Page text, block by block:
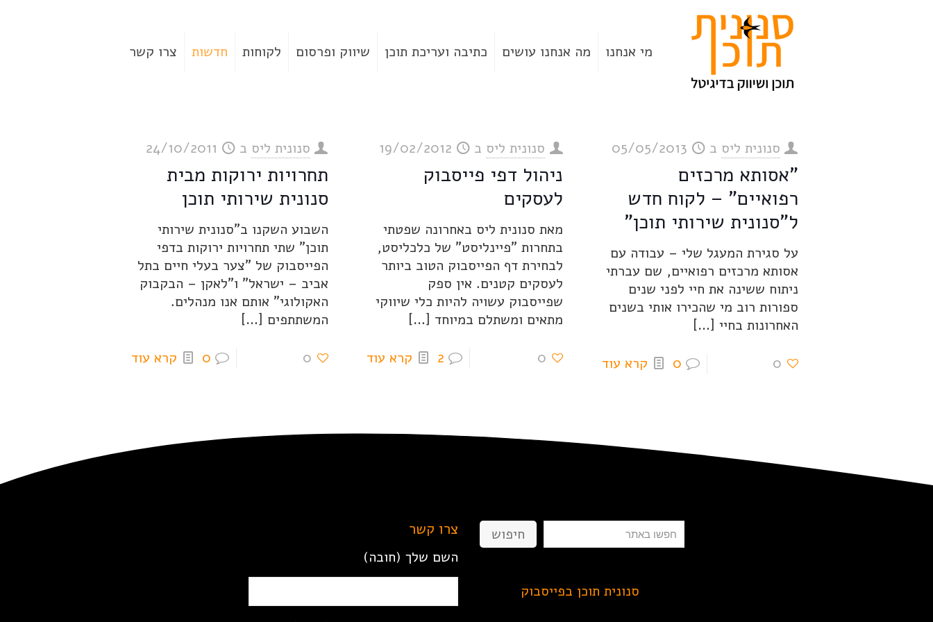
מי אנחנו מה אנחנו עושים כתיבה ועריכת תוכן שיווק ופרסום לקוחות חדשות צרו קשר
סנונית ליס ב 05/05/2013
"אסותא מרכזים
רפואיים" – לקוח חדש
ל"סנונית שירותי תוכן"
על סגירת המעגל שלי – עבודה עם
אסותא מרכזים רפואיים, שם עברתי
ניתוח ששינה את חיי לפני שנים
ספורות רוב מי שהכירו אותי בשנים
האחרונות בחיי […]
0
0 קרא עוד
סנונית ליס ב 19/02/2012
ניהול דפי פייסבוק
לעסקים
מאת סנונית ליס באחרונה שפטתי
בתחרות "פיינליסט" של כלכליסט,
לבחירת דף הפייסבוק הטוב ביותר
לעסקים קטנים. אין ספק
שפייסבוק עשויה להיות כלי שיווקי
מתאים ומשתלם במיוחד […]
0
2 קרא עוד
סנונית ליס ב 24/10/2011
תחרויות ירוקות מבית
סנונית שירותי תוכן
השבוע השקנו ב"סנונית שירותי
תוכן" שתי תחרויות ירוקות בדפי
הפייסבוק של "צער בעלי חיים בתל
אביב – ישראל" ו"לאקן – הבקבוק
האקולוגי" אותם אנו מנהלים.
המשתתפים […]
0
0 קרא עוד
חיפוש חיפוש
סנונית תוכן בפייסבוק
צרו קשר
השם שלך (חובה)